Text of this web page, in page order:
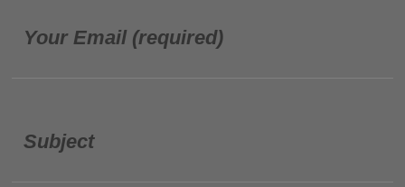
Your Email (required)
Subject